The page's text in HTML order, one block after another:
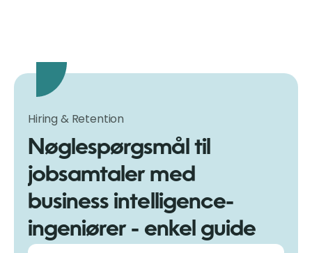
Hiring & Retention
Nøglespørgsmål til
jobsamtaler med
business intelligence-
ingeniører - enkel guide